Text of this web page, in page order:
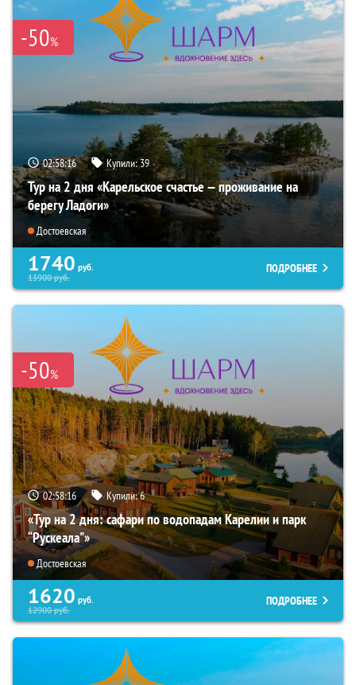
-50%
02:58:15 Купили:39
Тур на 2 дня «Карельское счастье — проживание на
берегу Ладоги»
Достоевская
1740 руб.
13900руб.
ПОДРОБНЕЕ
-50%
02:58:15 Купили:6
«Тур на 2 дня: сафари по водопадам Карелии и парк
“Рускеала"»
Достоевская
1620 руб.
12900руб.
ПОДРОБНЕЕ